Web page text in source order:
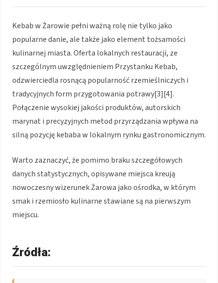
Kebab w Żarowie pełni ważną rolę nie tylko jako
popularne danie, ale także jako element tożsamości
kulinarnej miasta. Oferta lokalnych restauracji, ze
szczególnym uwzględnieniem Przystanku Kebab,
odzwierciedla rosnącą popularność rzemieślniczych i
tradycyjnych form przygotowania potrawy[3][4].
Połączenie wysokiej jakości produktów, autorskich
marynat i precyzyjnych metod przyrządzania wpływa na
silną pozycję kebaba w lokalnym rynku gastronomicznym.
Warto zaznaczyć, że pomimo braku szczegółowych
danych statystycznych, opisywane miejsca kreują
nowoczesny wizerunek Żarowa jako ośrodka, w którym
smak i rzemiosło kulinarne stawiane są na pierwszym
miejscu.
Źródła: